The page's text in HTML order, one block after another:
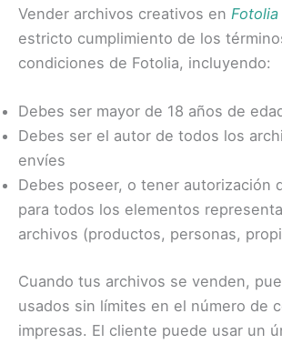
Vender archivos creativos en Fotolia
estricto cumplimiento de los
condiciones de Fotolia, incluyendo:
Debes ser mayor de 18 años de
Debes ser el autor de todos los
envíes
Debes poseer, o tener autorización
para todos los elementos
archivos (productos, personas,
Cuando tus archivos se venden,
usados sin límites en el número de
impresas. El cliente puede usar un